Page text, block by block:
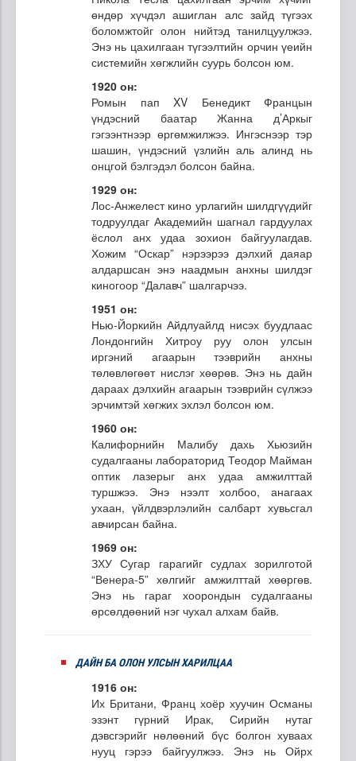
өндөр хүчдэл ашиглан алс зайд түгээх
боломжтойг олон нийтэд танилцуулжээ.
Энэ нь цахилгаан түгээлтийн орчин үеийн
системийн хөгжлийн суурь болсон юм.
1920 он:
Ромын пап XV Бенедикт Францын
үндэсний баатар Жанна д’Аркыг
гэгээнтнээр өргөмжилжээ. Ингэснээр тэр
шашин, үндэсний үзлийн аль алинд нь
онцгой бэлгэдэл болсон байна.
1929 он:
Лос-Анжелест кино урлагийн шилдгүүдийг
тодруулдаг Академийн шагнал гардуулах
ёслол анх удаа зохион байгуулагдав.
Хожим “Оскар” нэрээрээ дэлхий даяар
алдаршсан энэ наадмын анхны шилдэг
киногоор “Далавч” шалгарчээ.
1951 он:
Нью-Йоркийн Айдлуайлд нисэх буудлаас
Лондонгийн Хитроу руу олон улсын
иргэний агаарын тээврийн анхны
төлөвлөгөөт нислэг хөөрөв. Энэ нь дайн
дараах дэлхийн агаарын тээврийн сүлжээ
эрчимтэй хөгжих эхлэл болсон юм.
1960 он:
Калифорнийн Малибу дахь Хьюзийн
судалгааны лабораторид Теодор Майман
оптик лазерыг анх удаа амжилттай
туршжээ. Энэ нээлт холбоо, анагаах
ухаан, үйлдвэрлэлийн салбарт хувьсгал
авчирсан байна.
1969 он:
ЗХУ Сугар гарагийг судлах зорилготой
“Венера-5” хөлгийг амжилттай хөөргөв.
Энэ нь гараг хоорондын судалгааны
өрсөлдөөний нэг чухал алхам байв.
ДАЙН БА ОЛОН УЛСЫН ХАРИЛЦАА
1916 он:
Их Британи, Франц хоёр хуучин Османы
эзэнт гүрний Ирак, Сирийн нутаг
дэвсгэрийг нөлөөний бүс болгон хуваах
нууц гэрээ байгуулжээ. Энэ нь Ойрх